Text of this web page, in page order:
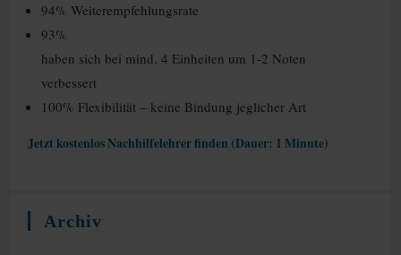
94% Weiterempfehlungsrate
93%
haben sich bei mind. 4 Einheiten um 1-2 Noten
verbessert
100% Flexibilität – keine Bindung jeglicher Art
Jetzt kostenlos Nachhilfelehrer finden (Dauer: 1 Minute)
Archiv